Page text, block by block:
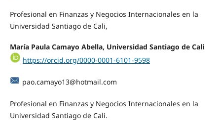
Profesional en Finanzas y Negocios Internacionales en la
Universidad Santiago de Cali,
María Paula Camayo Abella, Universidad Santiago de Cali
https://orcid.org/0000-0001-6101-9598
pao.camayo13@hotmail.com
Profesional en Finanzas y Negocios Internacionales en la
Universidad Santiago de Cali.